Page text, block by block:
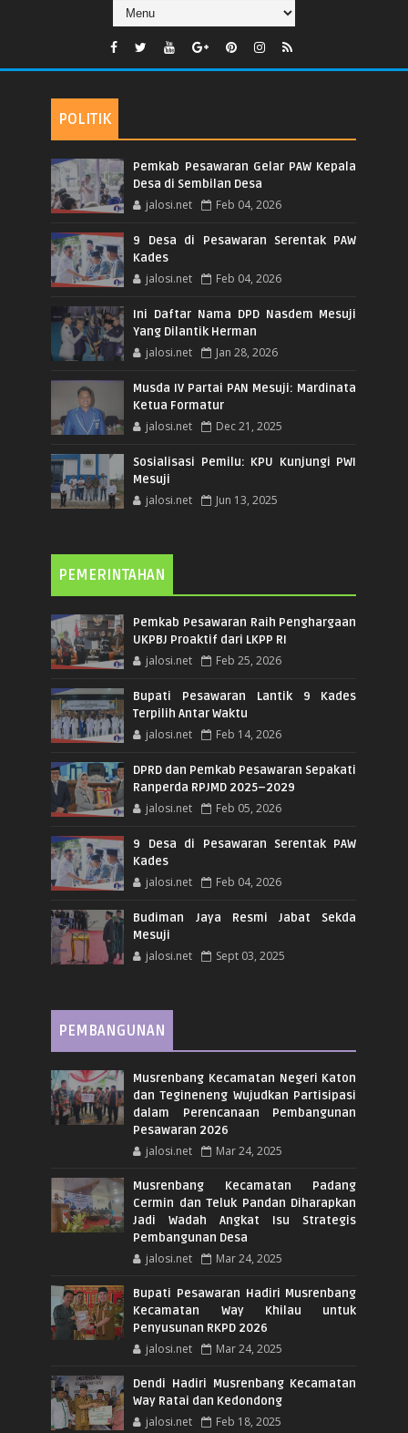
POLITIK
Pemkab Pesawaran Gelar PAW Kepala
Desa di Sembilan Desa
jalosi.net Feb 04, 2026
9 Desa di Pesawaran Serentak PAW
Kades
jalosi.net Feb 04, 2026
Ini Daftar Nama DPD Nasdem Mesuji
Yang Dilantik Herman
jalosi.net Jan 28, 2026
Musda IV Partai PAN Mesuji: Mardinata
Ketua Formatur
jalosi.net Dec 21, 2025
Sosialisasi Pemilu: KPU Kunjungi PWI
Mesuji
jalosi.net Jun 13, 2025
PEMERINTAHAN
Pemkab Pesawaran Raih Penghargaan
UKPBJ Proaktif dari LKPP RI
jalosi.net Feb 25, 2026
Bupati Pesawaran Lantik 9 Kades
Terpilih Antar Waktu
jalosi.net Feb 14, 2026
DPRD dan Pemkab Pesawaran Sepakati
Ranperda RPJMD 2025–2029
jalosi.net Feb 05, 2026
9 Desa di Pesawaran Serentak PAW
Kades
jalosi.net Feb 04, 2026
Budiman Jaya Resmi Jabat Sekda
Mesuji
jalosi.net Sept 03, 2025
PEMBANGUNAN
Musrenbang Kecamatan Negeri Katon
dan Tegineneng Wujudkan Partisipasi
dalam Perencanaan Pembangunan
Pesawaran 2026
jalosi.net Mar 24, 2025
Musrenbang Kecamatan Padang
Cermin dan Teluk Pandan Diharapkan
Jadi Wadah Angkat Isu Strategis
Pembangunan Desa
jalosi.net Mar 24, 2025
Bupati Pesawaran Hadiri Musrenbang
Kecamatan Way Khilau untuk
Penyusunan RKPD 2026
jalosi.net Mar 24, 2025
Dendi Hadiri Musrenbang Kecamatan
Way Ratai dan Kedondong
jalosi.net Feb 18, 2025